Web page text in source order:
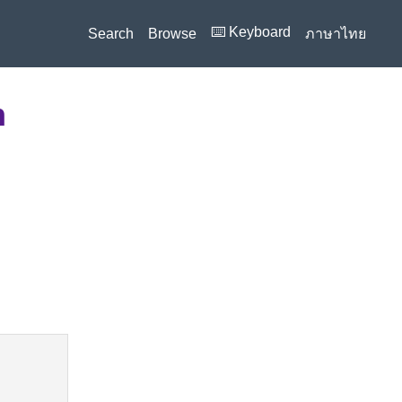
Search Browse ⌨️ Keyboard ภาษาไทย